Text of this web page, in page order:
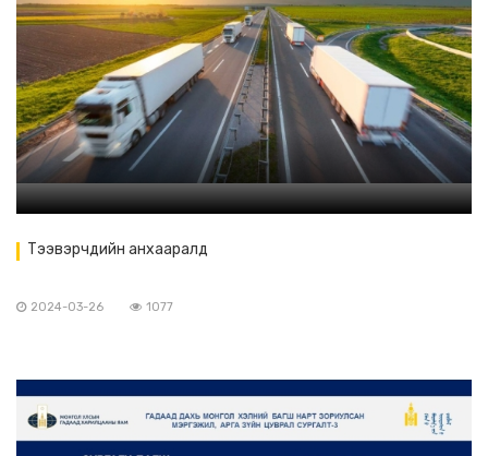
Тээвэрчдийн анхааралд
2024-03-26 1077